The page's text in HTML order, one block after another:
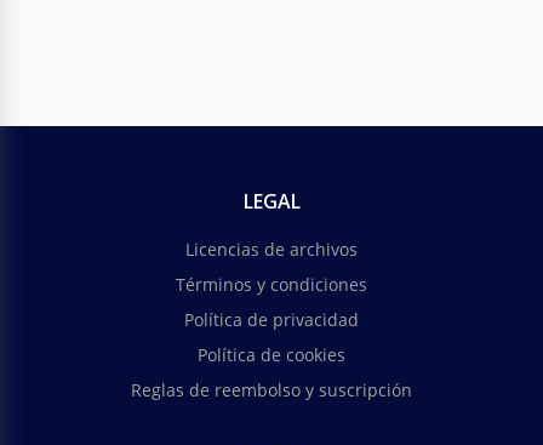
LEGAL
Licencias de archivos
Términos y condiciones
Política de privacidad
Política de cookies
Reglas de reembolso y suscripción